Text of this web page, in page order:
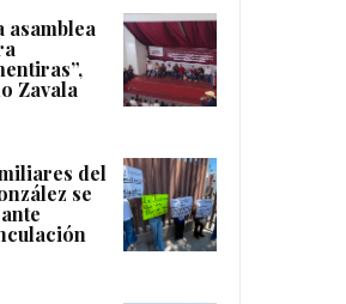
asamblea
Zavala
del
se